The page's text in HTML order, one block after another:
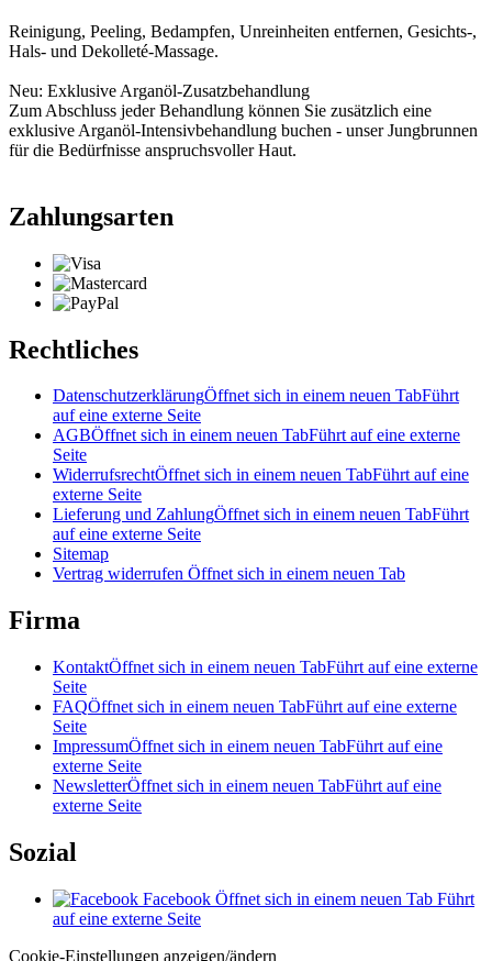
Reinigung, Peeling, Bedampfen, Unreinheiten entfernen, Gesichts-,
Hals- und Dekolleté-Massage.
Neu: Exklusive Arganöl-Zusatzbehandlung
Zum Abschluss jeder Behandlung können Sie zusätzlich eine
exklusive Arganöl-Intensivbehandlung buchen - unser Jungbrunnen
für die Bedürfnisse anspruchsvoller Haut.
Zahlungsarten
Rechtliches
DatenschutzerklärungÖffnet sich in einem neuen TabFührt
auf eine externe Seite
AGBÖffnet sich in einem neuen TabFührt auf eine externe
Seite
WiderrufsrechtÖffnet sich in einem neuen TabFührt auf eine
externe Seite
Lieferung und ZahlungÖffnet sich in einem neuen TabFührt
auf eine externe Seite
Sitemap
Vertrag widerrufen Öffnet sich in einem neuen Tab
Firma
KontaktÖffnet sich in einem neuen TabFührt auf eine externe
Seite
FAQÖffnet sich in einem neuen TabFührt auf eine externe
Seite
ImpressumÖffnet sich in einem neuen TabFührt auf eine
externe Seite
NewsletterÖffnet sich in einem neuen TabFührt auf eine
externe Seite
Sozial
Facebook Öffnet sich in einem neuen Tab Führt
auf eine externe Seite
Cookie-Einstellungen anzeigen/ändern